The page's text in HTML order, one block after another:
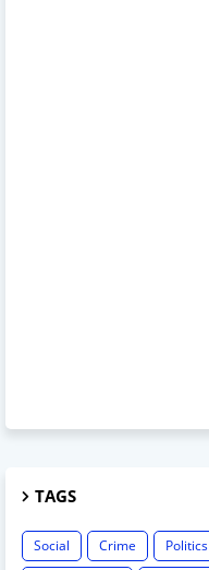
TAGS
Social Crime Politics